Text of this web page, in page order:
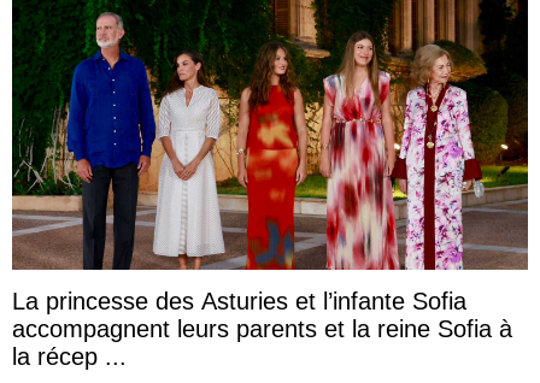
La princesse des Asturies et l’infante Sofia
accompagnent leurs parents et la reine Sofia à
la récep ...